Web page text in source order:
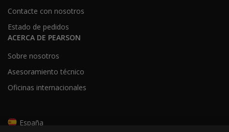
Contacte con nosotros
Estado de pedidos
ACERCA DE PEARSON
Sobre nosotros
Asesoramiento técnico
Oficinas internacionales
España